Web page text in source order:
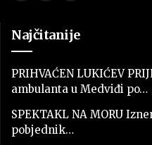
Najčitanije
PRIHVAĆEN LUKIĆEV
ambulanta u Medviđi po…
SPEKTAKL NA MORU
pobjednik…